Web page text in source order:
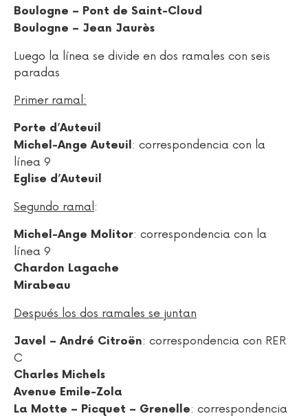
Boulogne – Pont de Saint-Cloud
Boulogne – Jean Jaurès
Luego la línea se divide en dos ramales con seis
paradas
Primer ramal:
Porte d’Auteuil
Michel-Ange Auteuil: correspondencia con la
línea 9
Eglise d’Auteuil
Segundo ramal:
Michel-Ange Molitor: correspondencia con la
línea 9
Chardon Lagache
Mirabeau
Después los dos ramales se juntan
Javel – André Citroën: correspondencia con RER
C
Charles Michels
Avenue Emile-Zola
La Motte – Picquet – Grenelle: correspondencia